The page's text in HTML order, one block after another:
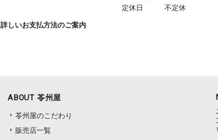
詳しいお支払方法のご案内
定休日
不定休
ABOUT 苓州屋
苓州屋のこだわり
販売店一覧